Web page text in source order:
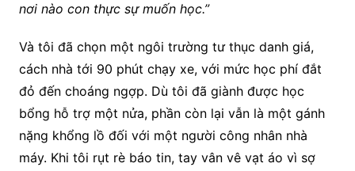
nơi nào con thực sự muốn học.”
Và tôi đã chọn một ngôi trường tư thục danh giá,
cách nhà tới 90 phút chạy xe, với mức học phí đắt
đỏ đến choáng ngợp. Dù tôi đã giành được học
bổng hỗ trợ một nửa, phần còn lại vẫn là một gánh
nặng khổng lồ đối với một người công nhân nhà
máy. Khi tôi rụt rè báo tin, tay vân vê vạt áo vì sợ